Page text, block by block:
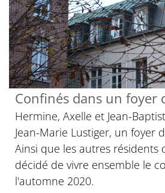
Confinés dans un foyer
Hermine, Axelle et Jean-
Jean-Marie Lustiger, un foyer
Ainsi que les autres résidents
décidé de vivre ensemble le
l'automne 2020.